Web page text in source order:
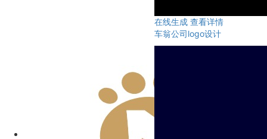
在线生成 查看详情
车翁公司logo设计